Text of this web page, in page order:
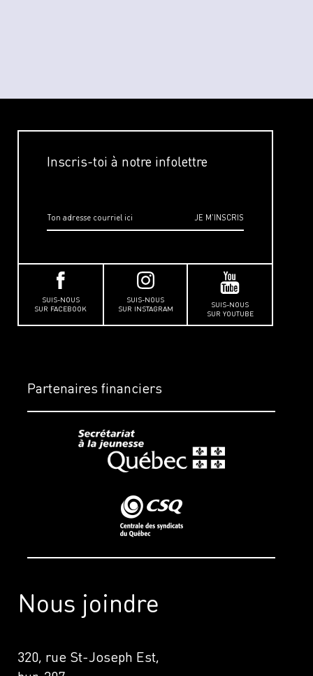
Inscris-toi à notre infolettre
SUIS-NOUS
SUR FACEBOOK
SUIS-NOUS
SUR INSTAGRAM
SUIS-NOUS
SUR YOUTUBE
Nous joindre
320, rue St-Joseph Est,
Partenaires financiers